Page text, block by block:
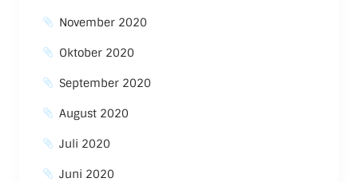
November 2020
Oktober 2020
September 2020
August 2020
Juli 2020
Juni 2020